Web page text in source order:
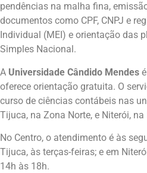
pendências na malha fina,
documentos como CPF, CNPJ e
Individual (MEI) e orientação das
Simples Nacional.
A Universidade Cândido Mendes
oferece orientação gratuita. O
curso de ciências contábeis nas
Tijuca, na Zona Norte, e Niterói,
No Centro, o atendimento é às
Tijuca, às terças-feiras; e em
14h às 18h.